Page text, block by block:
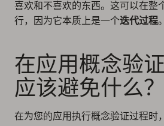
喜欢和不喜欢的东西。这可以在整
行，因为它本质上是一个迭代过程。
在应用概念验
应该避免什么？
在为您的应用执行概念验证过程时